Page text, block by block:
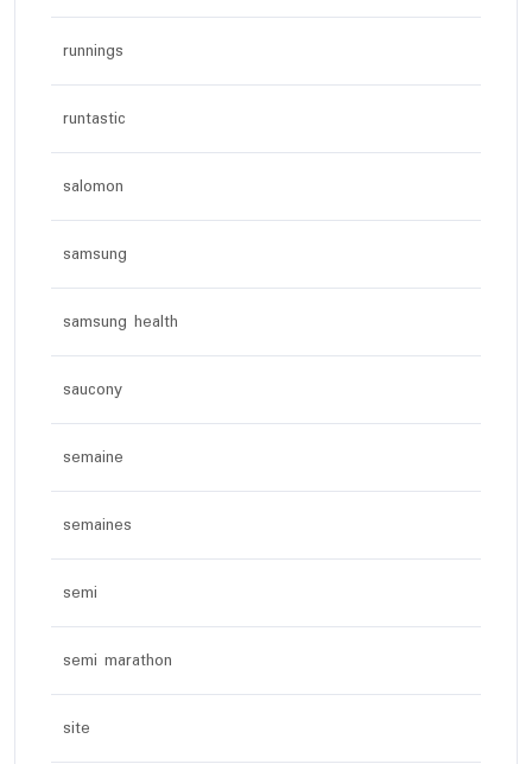
runnings
runtastic
salomon
samsung
samsung health
saucony
semaine
semaines
semi
semi marathon
site